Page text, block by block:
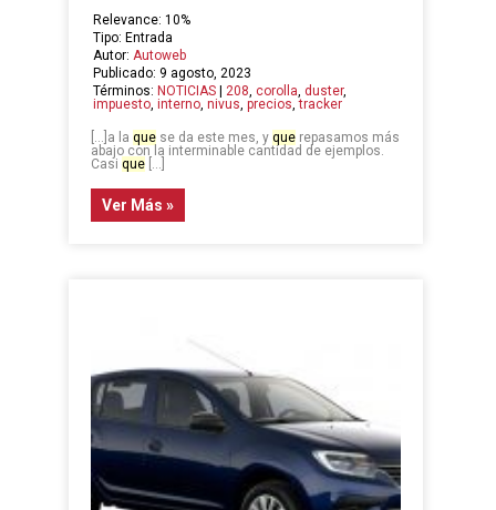
Relevance: 10%
Tipo: Entrada
Autor:Autoweb
Publicado: 9 agosto, 2023
Términos: NOTICIAS |208,corolla, duster,
impuesto,interno,nivus,precios,tracker
[…]a laque se da este mes, yque repasamos más
abajo con la interminable cantidad de ejemplos.
Casique […]
Ver Más »